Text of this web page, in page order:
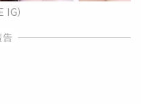
IG）